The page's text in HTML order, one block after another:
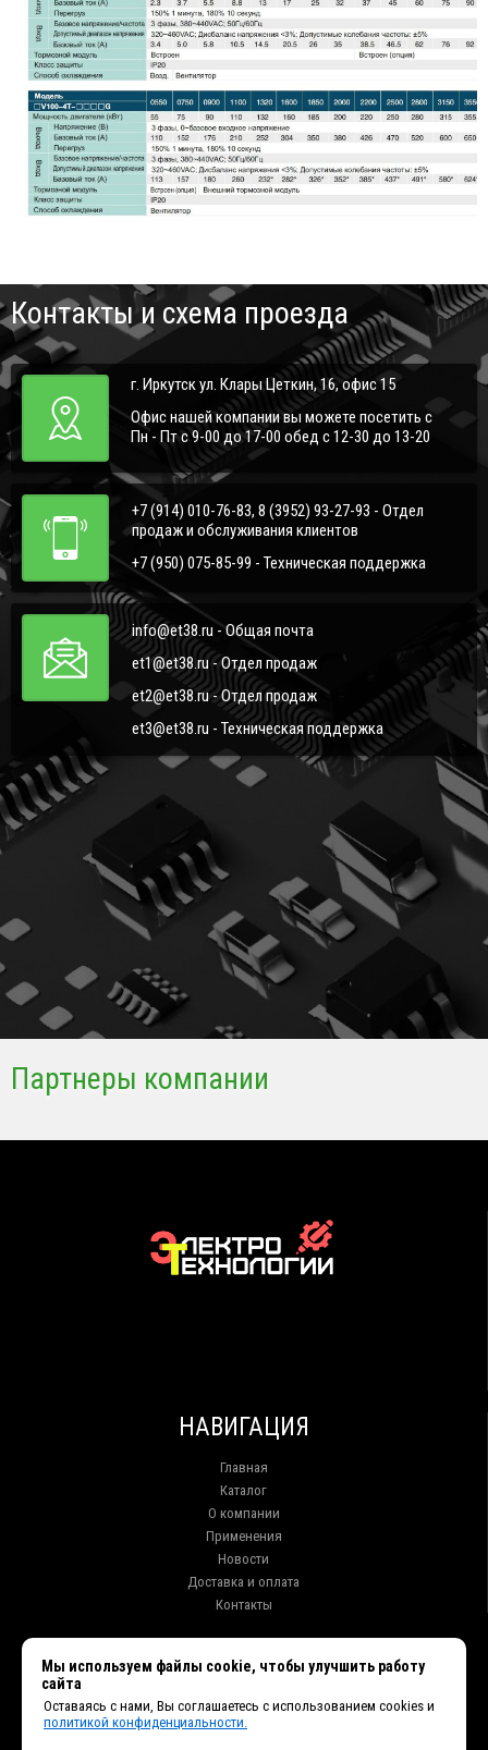
Контакты и схема проезда
г. Иркутск ул. Клары Цеткин, 16, офис 15
Офис нашей компании вы можете посетить с
Пн - Пт с 9-00 до 17-00 обед с 12-30 до 13-20
+7 (914) 010-76-83, 8 (3952) 93-27-93 - Отдел
продаж и обслуживания клиентов
+7 (950) 075-85-99 - Техническая поддержка
info@et38.ru - Общая почта
et1@et38.ru - Отдел продаж
et2@et38.ru - Отдел продаж
et3@et38.ru - Техническая поддержка
Партнеры компании
НАВИГАЦИЯ
Главная
Каталог
О компании
Применения
Новости
Доставка и оплата
Контакты
+7 (914) 010-76-83, 8 (3952) 93-27-93 - Отдел продаж
+7 (950) 075-85-99 - Техническая поддержка
Мы используем файлы cookie, чтобы улучшить работу
сайта
Оставаясь с нами, Вы соглашаетесь с использованием cookies и
политикой конфиденциальности.